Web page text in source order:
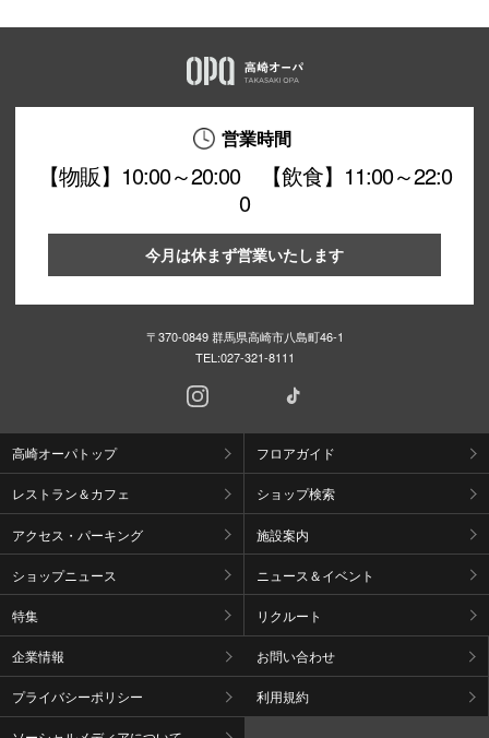
営業時間
【物販】10:00～20:00 【飲食】11:00～22:0
0
今月は休まず営業いたします
〒370-0849 群馬県高崎市八島町46-1
TEL:027-321-8111
高崎オーパトップ フロアガイド
レストラン＆カフェ ショップ検索
アクセス・パーキング 施設案内
ショップニュース ニュース＆イベント
特集 リクルート
企業情報 お問い合わせ
プライバシーポリシー 利用規約